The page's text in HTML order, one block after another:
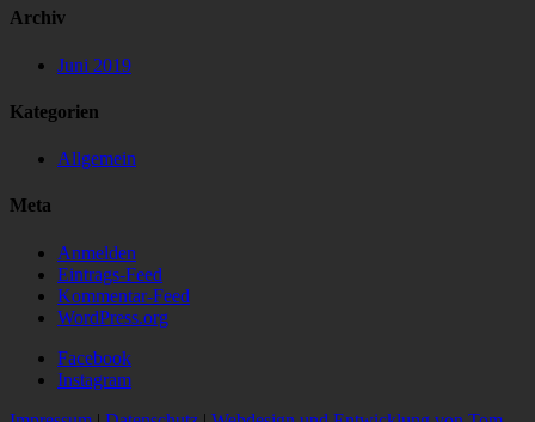
Archiv
Juni 2019
Kategorien
Allgemein
Meta
Anmelden
Eintrags-Feed
Kommentar-Feed
WordPress.org
Facebook
Instagram